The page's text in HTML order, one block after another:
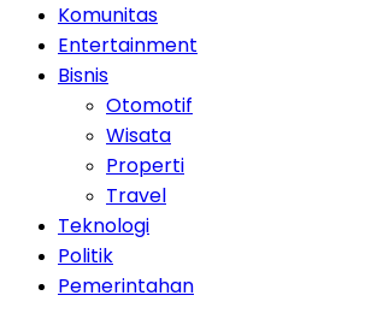
Komunitas
Entertainment
Bisnis
Otomotif
Wisata
Properti
Travel
Teknologi
Politik
Pemerintahan